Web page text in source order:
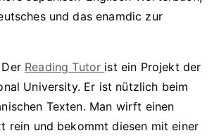
und das enamdic zur
Der Reading Tutor ist ein Projekt der
University. Er ist nützlich beim
Texten. Man wirft einen
rein und bekommt diesen mit einer